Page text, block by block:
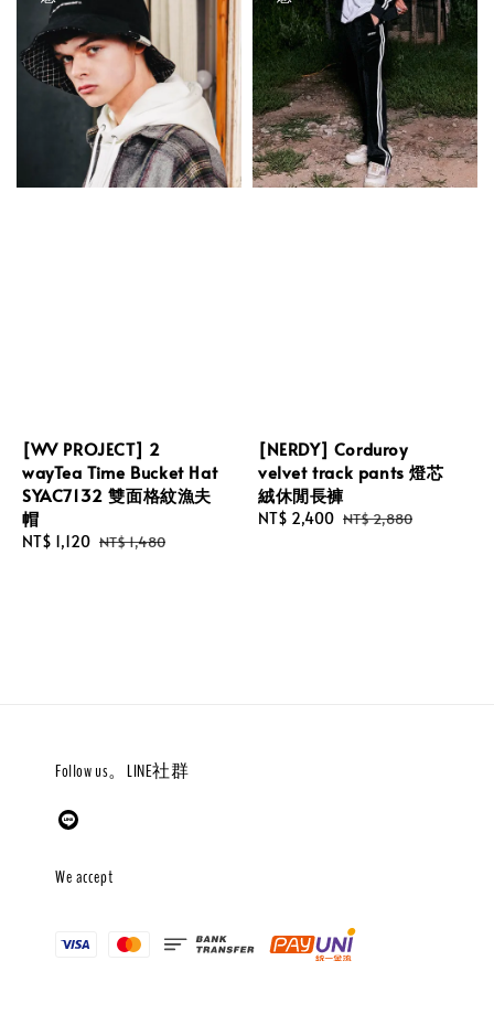
[WV PROJECT] 2
wayTea Time Bucket Hat
SYAC7132 雙面格紋漁夫
帽
Sale
NT$ 1,120 Regular
NT$ 1,480
[NERDY] Corduroy
velvet track pants 燈芯
絨休閒長褲
Sale
NT$ 2,400 Regular
NT$ 2,880
Follow us。LINE社群
We accept